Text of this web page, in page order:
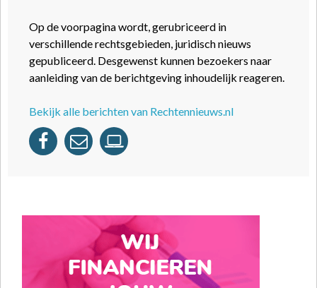
Op de voorpagina wordt, gerubriceerd in
verschillende rechtsgebieden, juridisch nieuws
gepubliceerd. Desgewenst kunnen bezoekers naar
aanleiding van de berichtgeving inhoudelijk reageren.
Bekijk alle berichten van Rechtennieuws.nl